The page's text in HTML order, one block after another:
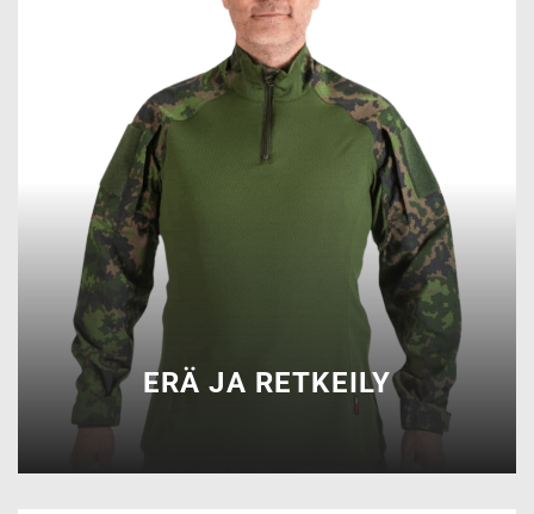
ERÄ JA RETKEILY